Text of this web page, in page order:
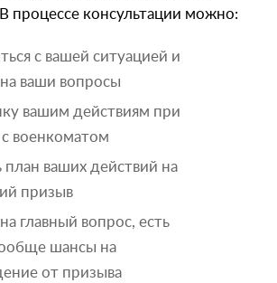
процессе консультации можно:
с вашей ситуацией и
ваши вопросы
вашим действиям при
военкоматом
план ваших действий на
призыв
главный вопрос, есть
шансы на
от призыва